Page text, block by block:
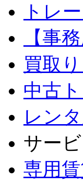
トレ
【事
買取
中古
レン
サー
専用